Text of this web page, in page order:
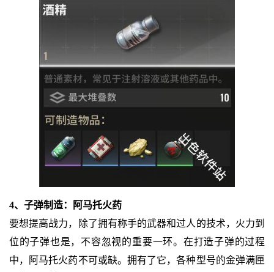
4、子弹制造：阿马托火药
要想提高战力，除了拥有称手的武器和过人的技术，火力到
位的子弹也是，不容忽视的重要一环。在打造子弹的过程
中，阿马托火药不可或缺。拥有了它，各种型号的金弹满匣